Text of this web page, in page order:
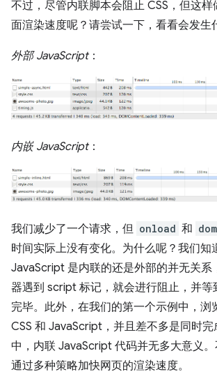
不过，尽管内联脚本会阻止 CSS，但这
面渲染速度呢？请尝试一下，看看会发生
外部 JavaScript：
内嵌 JavaScript：
我们减少了一个请求，但 onload 和
时间实际上没有变化。为什么呢？我们知
JavaScript 是内联的还是外部的并无关系
器遇到 script 标记，就会进行阻止，并等
完毕。此外，在我们的第一个示例中，浏
CSS 和 JavaScript，并且差不多是同时完
中，内联 JavaScript 代码并无多大意义
通过多种策略加快网页的渲染速度。